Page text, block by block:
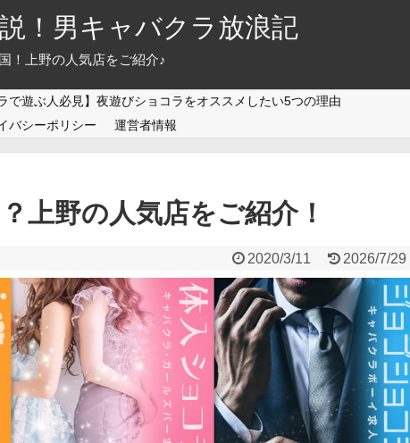
！男キャバクラ放浪記
！上野の人気店をご紹介♪
で遊ぶ人必見】夜遊びショコラをオススメしたい5つの理由
バシーポリシー 運営者情報
上野の人気店をご紹介！
2020/3/11 2026/7/29